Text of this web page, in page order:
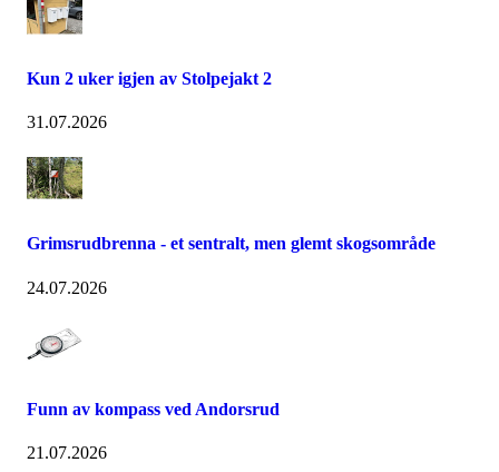
Kun 2 uker igjen av Stolpejakt 2
31.07.2026
Grimsrudbrenna - et sentralt, men glemt skogsområde
24.07.2026
Funn av kompass ved Andorsrud
21.07.2026